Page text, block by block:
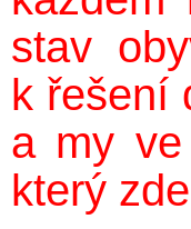
stav
k řešení
a my
který zde